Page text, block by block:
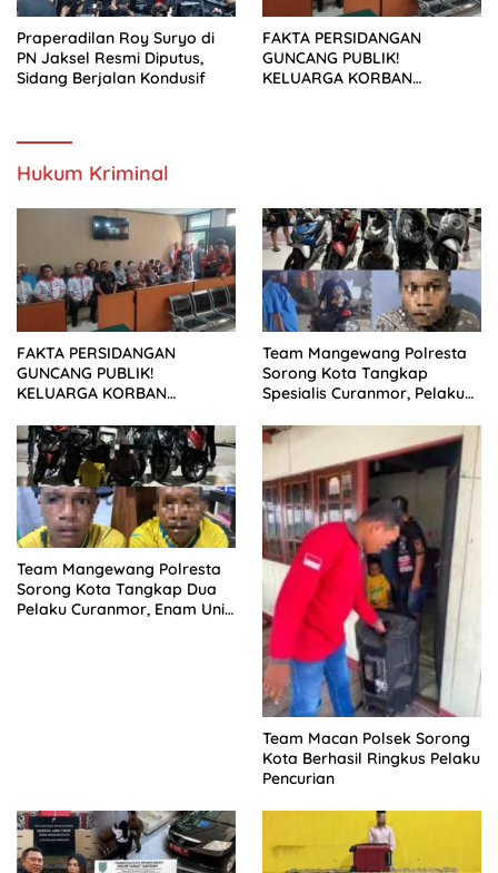
Praperadilan Roy Suryo di
PN Jaksel Resmi Diputus,
Sidang Berjalan Kondusif
FAKTA PERSIDANGAN
GUNCANG PUBLIK!
KELUARGA KORBAN
Hukum Kriminal
FAKTA PERSIDANGAN
GUNCANG PUBLIK!
KELUARGA KORBAN
SETELAH SIDANG TUNTUTAN
DITUNDA
Team Mangewang Polresta
Sorong Kota Tangkap
Spesialis Curanmor, Pelaku
Team Mangewang Polresta
Sorong Kota Tangkap Dua
Pelaku Curanmor, Enam Unit
Team Macan Polsek Sorong
Kota Berhasil Ringkus Pelaku
Pencurian